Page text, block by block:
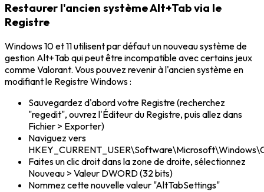
Restaurer l'ancien système Alt+Tab via le
Registre
Windows 10 et 11 utilisent par défaut un nouveau système de
gestion Alt+Tab qui peut être incompatible avec certains jeux
comme Valorant. Vous pouvez revenir à l'ancien système en
modifiant le Registre Windows :
Sauvegardez d'abord votre Registre (recherchez
"regedit", ouvrez l'Éditeur du Registre, puis allez dans
Fichier > Exporter)
Naviguez vers
Faites un clic droit dans la zone de droite, sélectionnez
Nouveau > Valeur DWORD (32 bits)
Nommez cette nouvelle valeur "AltTabSettings"